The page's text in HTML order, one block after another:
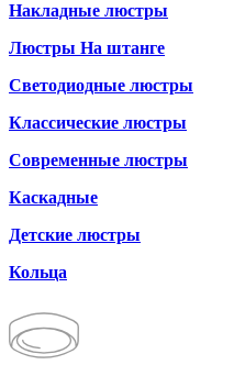
Накладные люстры
Люстры На штанге
Светодиодные люстры
Классические люстры
Современные люстры
Каскадные
Детские люстры
Кольца